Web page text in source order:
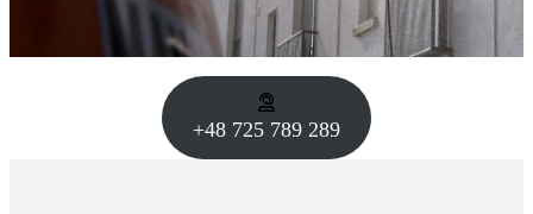
+48 725 789 289